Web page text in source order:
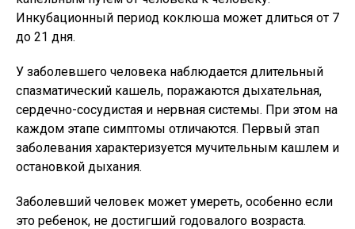
Инкубационный период коклюша может длиться от 7
до 21 дня.
У заболевшего человека наблюдается длительный
спазматический кашель, поражаются дыхательная,
сердечно-сосудистая и нервная системы. При этом на
каждом этапе симптомы отличаются. Первый этап
заболевания характеризуется мучительным кашлем и
остановкой дыхания.
Заболевший человек может умереть, особенно если
это ребенок, не достигший годовалого возраста.